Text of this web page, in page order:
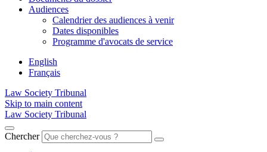
Audiences
Calendrier des audiences à venir
Dates disponibles
Programme d'avocats de service
English
Français
Law Society Tribunal
Skip to main content
Law Society Tribunal
Chercher